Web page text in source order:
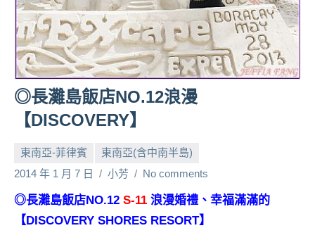
遊、
達
人
帶
路、
旅
目
賓、
News
金
◎長灘島飯店NO.12浪漫
【DISCOVERY】
東南亞-菲律賓
東南亞(含中南半島)
2014 年 1 月 7 日
小芳 No comments
◎長灘島飯店NO.12 S-11 浪漫婚禮、幸福滿滿的
【DISCOVERY SHORES RESORT】